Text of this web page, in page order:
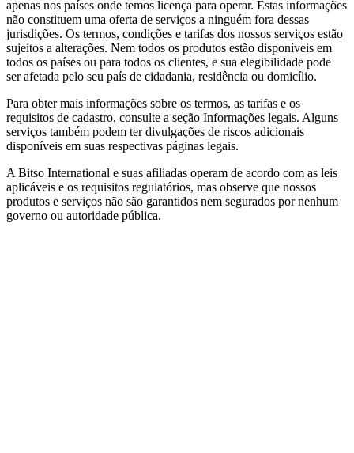
apenas nos países onde temos licença para operar. Estas informações
não constituem uma oferta de serviços a ninguém fora dessas
jurisdições. Os termos, condições e tarifas dos nossos serviços estão
sujeitos a alterações. Nem todos os produtos estão disponíveis em
todos os países ou para todos os clientes, e sua elegibilidade pode
ser afetada pelo seu país de cidadania, residência ou domicílio.
Para obter mais informações sobre os termos, as tarifas e os
requisitos de cadastro, consulte a seção Informações legais. Alguns
serviços também podem ter divulgações de riscos adicionais
disponíveis em suas respectivas páginas legais.
A Bitso International e suas afiliadas operam de acordo com as leis
aplicáveis e os requisitos regulatórios, mas observe que nossos
produtos e serviços não são garantidos nem segurados por nenhum
governo ou autoridade pública.